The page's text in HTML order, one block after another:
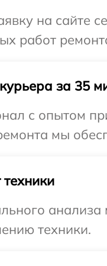
на сайте
работ
за 35
с опытом
мы
техники.